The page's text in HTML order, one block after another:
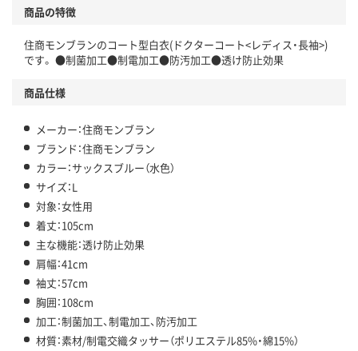
商品の特徴
住商モンブランのコート型白衣(ドクターコート<レディス・長袖>)
です。 ●制菌加工●制電加工●防汚加工●透け防止効果
商品仕様
メーカー：住商モンブラン
ブランド：住商モンブラン
カラー：サックスブルー（水色）
サイズ：L
対象：女性用
着丈：105cm
主な機能：透け防止効果
肩幅：41cm
袖丈：57cm
胸囲：108cm
加工：制菌加工、制電加工、防汚加工
材質：素材/制電交織タッサー（ポリエステル85%・綿15%）